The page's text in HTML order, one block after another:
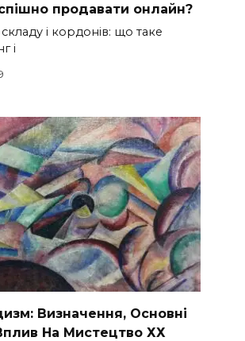
продавати онлайн?
і кордонів: що таке
і
Визначення, Основні
На Мистецтво ХХ